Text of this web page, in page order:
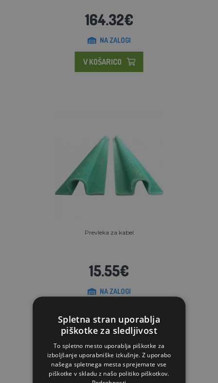
164.32€
NA ZALOGI
V KOŠARICO
Prevleka za kabel
15.55€
NA ZALOGI
Spletna stran uporablja
piškotke za sledljivost
To spletno mesto uporablja piškotke za
izboljšanje uporabniške izkušnje. Z uporabo
našega spletnega mesta sprejemate vse
piškotke v skladu z našo politiko piškotkov.